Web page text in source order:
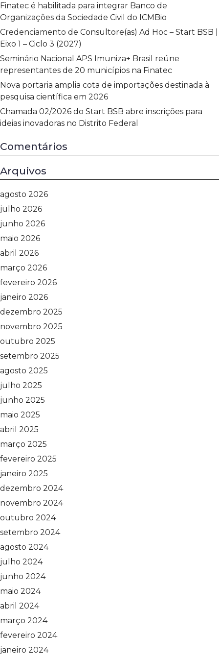
Finatec é habilitada para integrar Banco de
Organizações da Sociedade Civil do ICMBio
Credenciamento de Consultore(as) Ad Hoc – Start BSB |
Eixo 1 – Ciclo 3 (2027)
Seminário Nacional APS Imuniza+ Brasil reúne
representantes de 20 municípios na Finatec
Nova portaria amplia cota de importações destinada à
pesquisa científica em 2026
Chamada 02/2026 do Start BSB abre inscrições para
ideias inovadoras no Distrito Federal
Comentários
Arquivos
agosto 2026
julho 2026
junho 2026
maio 2026
abril 2026
março 2026
fevereiro 2026
janeiro 2026
dezembro 2025
novembro 2025
outubro 2025
setembro 2025
agosto 2025
julho 2025
junho 2025
maio 2025
abril 2025
março 2025
fevereiro 2025
janeiro 2025
dezembro 2024
novembro 2024
outubro 2024
setembro 2024
agosto 2024
julho 2024
junho 2024
maio 2024
abril 2024
março 2024
fevereiro 2024
janeiro 2024